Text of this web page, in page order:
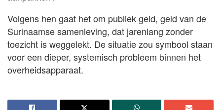
Volgens hen gaat het om publiek geld, geld van de
Surinaamse samenleving, dat jarenlang zonder
toezicht is weggelekt. De situatie zou symbool staan
voor een dieper, systemisch probleem binnen het
overheidsapparaat.